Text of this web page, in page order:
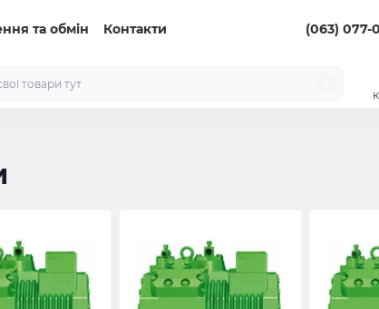
та обмін Контакти (063) 077-